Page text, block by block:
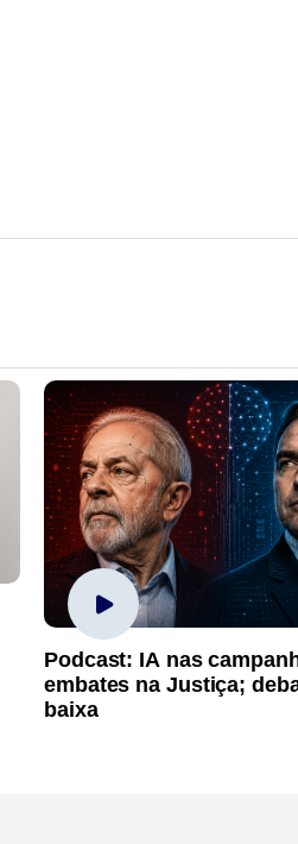
Podcast: IA nas
embates na Justiça;
baixa